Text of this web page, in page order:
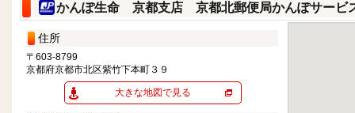
かんぽ生命 京都支店 京都北郵便局かんぽサービ
住所
〒603-8799
京都府京都市北区紫竹下本町３９
大きな地図で見る